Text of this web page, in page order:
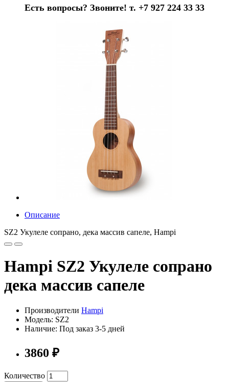
Есть вопросы? Звоните! т. +7 927 224 33 33
Описание
SZ2 Укулеле сопрано, дека массив сапеле, Hampi
Hampi SZ2 Укулеле сопрано
дека массив сапеле
Производители Hampi
Модель: SZ2
Наличие: Под заказ 3-5 дней
3860 ₽
Количество